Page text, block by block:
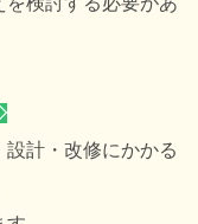
計・改修にかかる